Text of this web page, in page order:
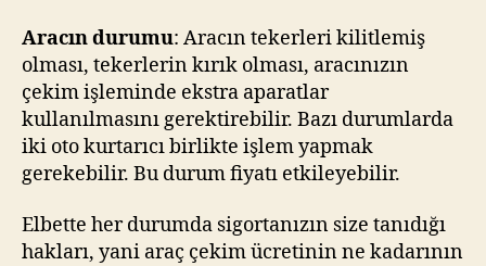
Aracın durumu: Aracın tekerleri kilitlemiş
olması, tekerlerin kırık olması, aracınızın
çekim işleminde ekstra aparatlar
kullanılmasını gerektirebilir. Bazı durumlarda
iki oto kurtarıcı birlikte işlem yapmak
gerekebilir. Bu durum fiyatı etkileyebilir.
Elbette her durumda sigortanızın size tanıdığı
hakları, yani araç çekim ücretinin ne kadarının